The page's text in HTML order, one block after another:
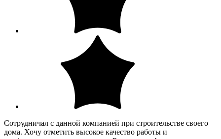
Сотрудничал с данной компанией при строительстве своего
дома. Хочу отметить высокое качество работы и